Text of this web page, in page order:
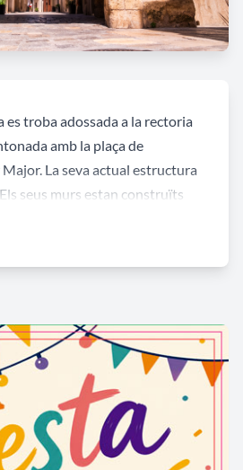
es troba adossada a la rectoria
amb la plaça de
La seva actual estructura
seus murs estan construïts
per formar el pretil superior.